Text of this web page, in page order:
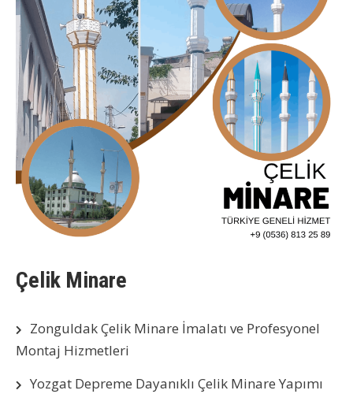
Çelik Minare
Zonguldak Çelik Minare İmalatı ve Profesyonel
Montaj Hizmetleri
Yozgat Depreme Dayanıklı Çelik Minare Yapımı